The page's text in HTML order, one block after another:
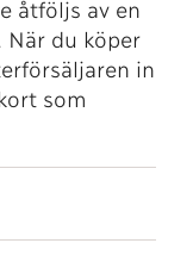
åtföljs av en
du köper
in
som